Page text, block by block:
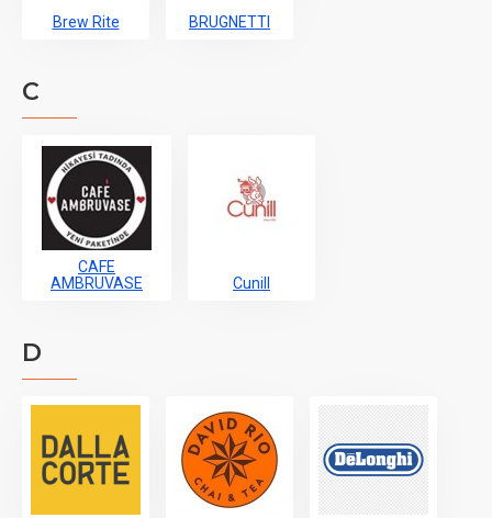
Brew Rite BRUGNETTI
C
CAFE
AMBRUVASE
Cunill
D